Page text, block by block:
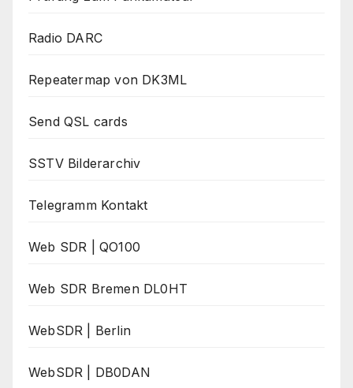
Radio DARC
Repeatermap von DK3ML
Send QSL cards
SSTV Bilderarchiv
Telegramm Kontakt
Web SDR | QO100
Web SDR Bremen DL0HT
WebSDR | Berlin
WebSDR | DB0DAN